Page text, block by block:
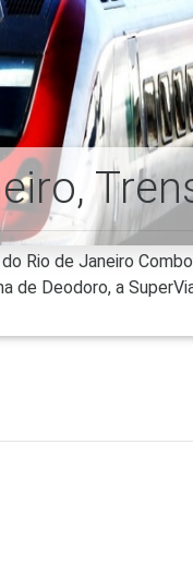
Rio de Janeiro
de Deodoro, a